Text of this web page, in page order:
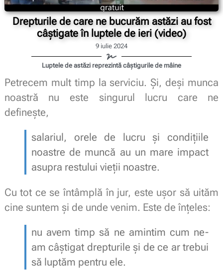
Drepturile de care ne bucurăm astăzi au fost
câștigate în luptele de ieri (video)
9 iulie 2024
Luptele de astăzi reprezintă câștigurile de mâine
Petrecem mult timp la serviciu. Și, deși munca
noastră nu este singurul lucru care ne
definește,
salariul, orele de lucru și condițiile
noastre de muncă au un mare impact
asupra restului vieții noastre.
Cu tot ce se întâmplă în jur, este ușor să uităm
cine suntem și de unde venim. Este de înțeles:
nu avem timp să ne amintim cum ne-
am câștigat drepturile și de ce ar trebui
să luptăm pentru ele.